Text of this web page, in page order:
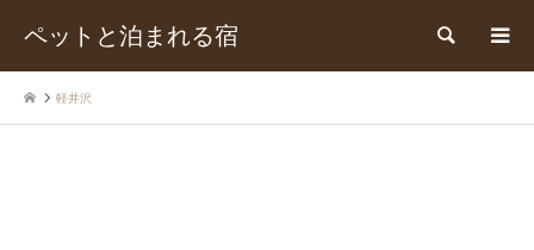
ペットと泊まれる宿 検索
軽井沢